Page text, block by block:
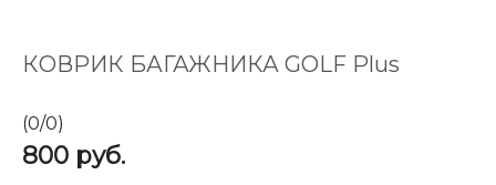
КОВРИК БАГАЖНИКА GOLF Plus
(0/0)
800 руб.